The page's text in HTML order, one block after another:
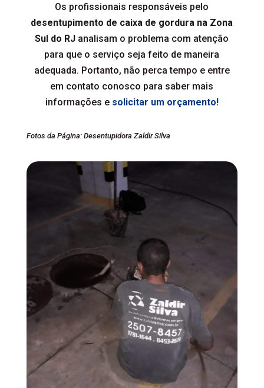
Os profissionais responsáveis pelo
desentupimento de caixa de gordura na Zona
Sul do RJ analisam o problema com atenção
para que o serviço seja feito de maneira
adequada. Portanto, não perca tempo e entre
em contato conosco para saber mais
informações e solicitar um orçamento!
Fotos da Página: Desentupidora Zaldir Silva